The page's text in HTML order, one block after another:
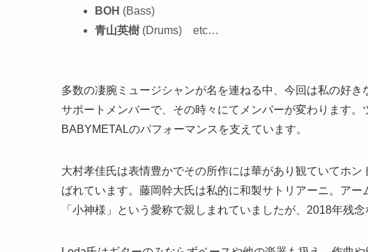
BOH (Bass)
青山英樹 (Drums) etc…
多数の凄腕ミュージシャンが名を連ねる中、今回は私の好
サポートメンバーで、その時々にてメンバーが変わります
BABYMETALのパフォーマンスを支えています。
大村孝佳氏は表情豊かでその所作には華があり観ていてホ
ばれています。藤岡幹大氏は私的に和製サトリアーニ。アー
「小神様」という愛称で親しまれていましたが、2018年残念